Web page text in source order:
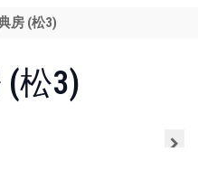
房 (松3)
松3)